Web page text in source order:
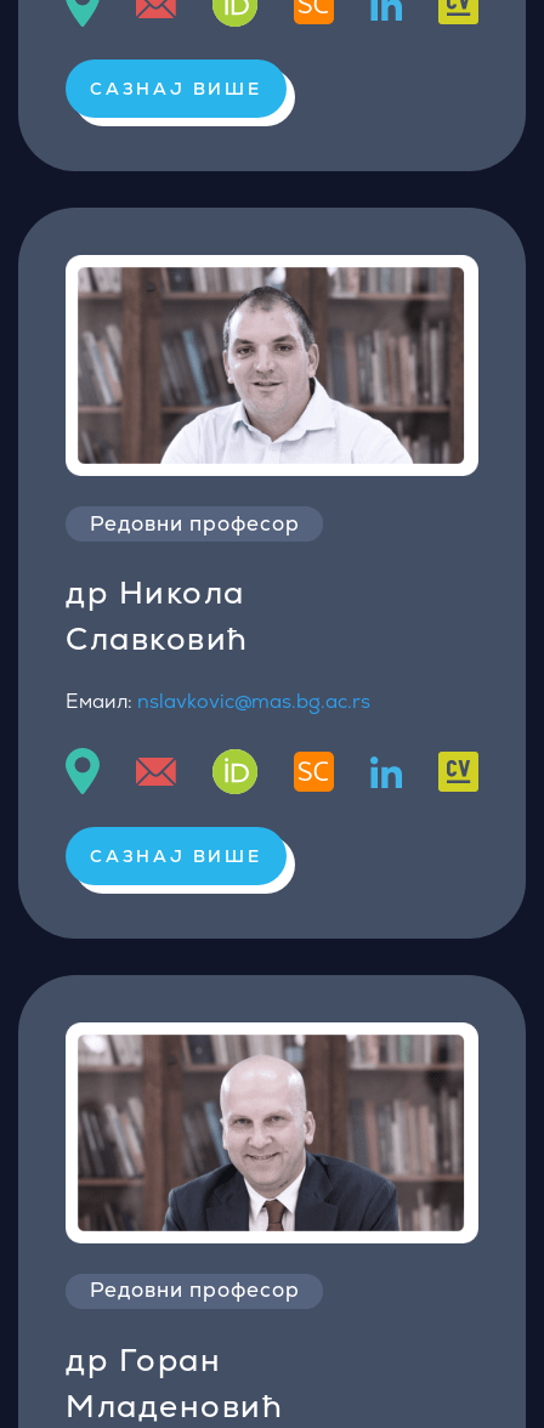
САЗНАЈ ВИШЕ
Редовни професор
др Никола
Славковић
Емаил: nslavkovic@mas.bg.ac.rs
САЗНАЈ ВИШЕ
Редовни професор
др Горан
Младеновић